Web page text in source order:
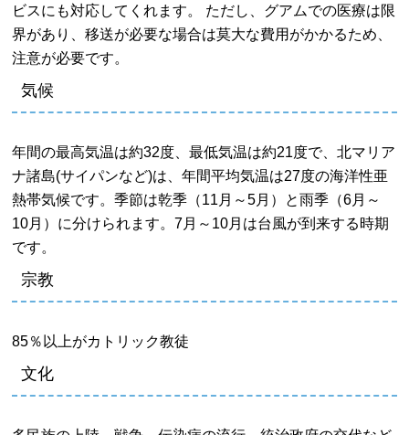
ビスにも対応してくれます。 ただし、グアムでの医療は限
界があり、移送が必要な場合は莫大な費用がかかるため、
注意が必要です。
気候
年間の最高気温は約32度、最低気温は約21度で、北マリア
ナ諸島(サイパンなど)は、年間平均気温は27度の海洋性亜
熱帯気候です。季節は乾季（11月～5月）と雨季（6月～
10月）に分けられます。7月～10月は台風が到来する時期
です。
宗教
85％以上がカトリック教徒
文化